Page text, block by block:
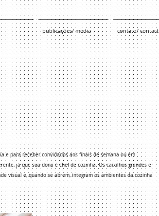
publicações/ media contato/ contact
e para receber convidados aos finais de semana ou em
já que sua dona é chef de cozinha. Os caixilhos grandes e
visual e, quando se abrem, integram os ambientes da cozinha